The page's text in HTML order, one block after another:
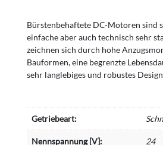
Bürstenbehaftete DC-Motoren sind
einfache aber auch technisch sehr
zeichnen sich durch hohe
Bauformen, eine begrenzte
sehr langlebiges und robustes
Getriebeart:
Nennspannung [V]: 24